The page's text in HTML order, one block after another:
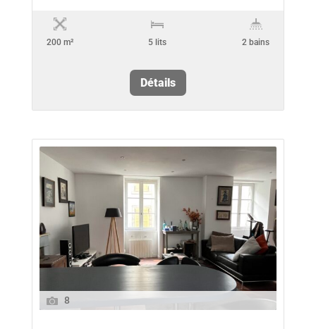
200 m² 5 lits 2 bains
Détails
8